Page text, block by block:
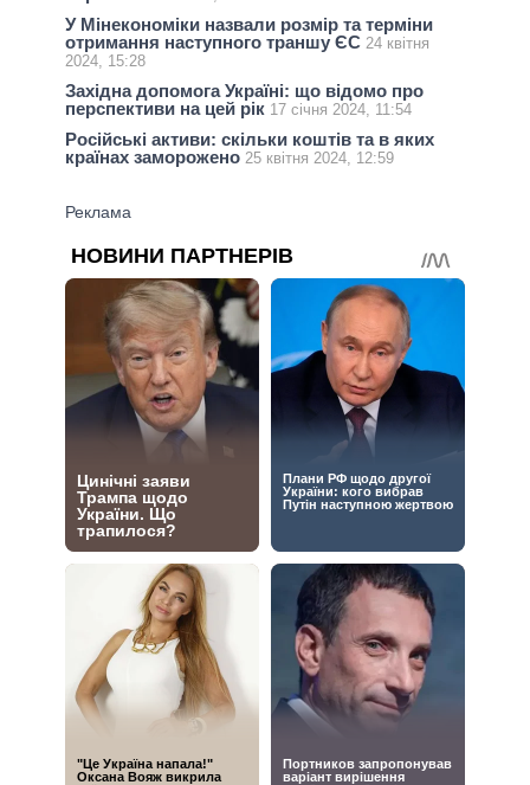
У Мінекономіки назвали розмір та терміни
отримання наступного траншу ЄС 24 квітня
2024, 15:28
Західна допомога Україні: що відомо про
перспективи на цей рік 17 січня 2024, 11:54
Російські активи: скільки коштів та в яких
країнах заморожено 25 квітня 2024, 12:59